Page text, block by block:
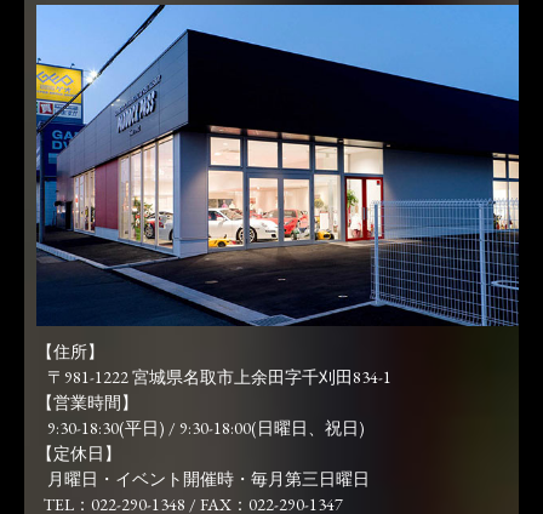
【住所】
〒981-1222 宮城県名取市上余田字千刈田834-1
【営業時間】
9:30-18:30(平日) / 9:30-18:00(日曜日、祝日)
【定休日】
月曜日・イベント開催時・毎月第三日曜日
TEL：022-290-1348 / FAX：022-290-1347